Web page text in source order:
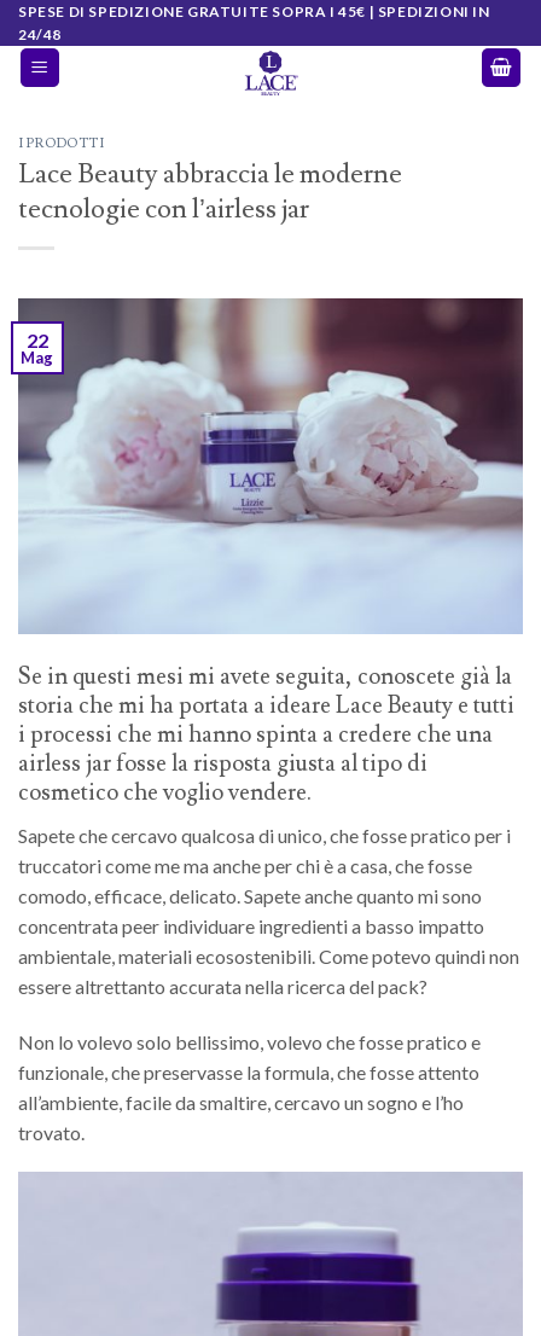
Salta
ai
contenuti
SPESE DI SPEDIZIONE GRATUITE SOPRA I 45€ | SPEDIZIONI IN
24/48
I PRODOTTI
Lace Beauty abbraccia le moderne
tecnologie con l’airless jar
22
Mag
Se in questi mesi mi avete seguita, conoscete già la
storia che mi ha portata a ideare Lace Beauty e tutti
i processi che mi hanno spinta a credere che una
airless jar fosse la risposta giusta al tipo di
cosmetico che voglio vendere.
Sapete che cercavo qualcosa di unico, che fosse pratico per i
truccatori come me ma anche per chi è a casa, che fosse
comodo, efficace, delicato. Sapete anche quanto mi sono
concentrata peer individuare ingredienti a basso impatto
ambientale, materiali ecosostenibili. Come potevo quindi non
essere altrettanto accurata nella ricerca del pack?
Non lo volevo solo bellissimo, volevo che fosse pratico e
funzionale, che preservasse la formula, che fosse attento
all’ambiente, facile da smaltire, cercavo un sogno e l’ho
trovato.